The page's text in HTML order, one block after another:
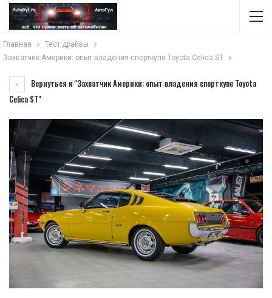
Главная
Тест драйвы
Захватчик Америки: опыт владения спорткупе Toyota Celica ST
Вернуться к "Захватчик Америки: опыт владения спорткупе Toyota
Celica ST"